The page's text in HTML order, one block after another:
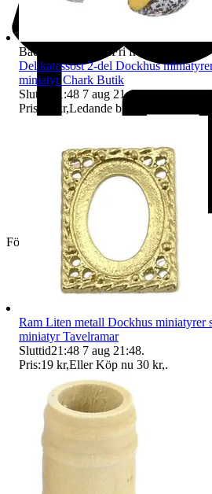
Företag
Badge på objektet:Fri frakt
Delikatessost 2-del Dockhus
miniatyr Chark Butik
Sluttid
21:48 7 aug 21:48.
Pris:
25 kr,Ledande bud
Ram Liten metall Dockhus miniatyrer
miniatyr Tavelramar
Sluttid21:48 7 aug 21:48.
Pris:19 kr,Eller Köp nu 30 kr,.